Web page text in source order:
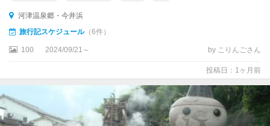
河津温泉郷・今井浜
旅行記スケジュール（6件）
100 2024/09/21～ by こりんごさん
投稿日：1ヶ月前